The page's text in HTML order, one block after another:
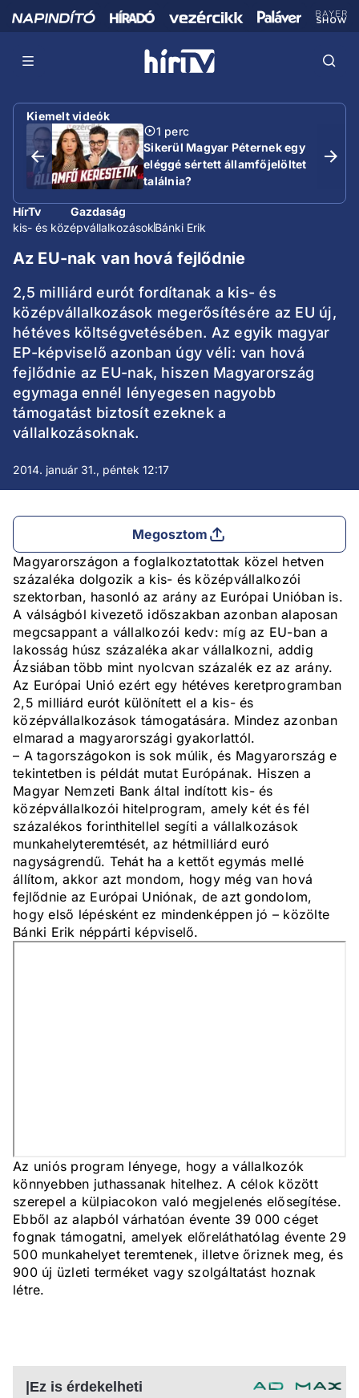
Kiemelt videók
1 perc
Sikerül Magyar Péternek egy
eléggé sértett államfőjelöltet
találnia?
HírTv
Gazdaság
kis- és középvállalkozásokBánki Erik
Az EU-nak van hová fejlődnie
2,5 milliárd eurót fordítanak a kis- és
középvállalkozások megerősítésére az EU új,
hétéves költségvetésében. Az egyik magyar
EP-képviselő azonban úgy véli: van hová
fejlődnie az EU-nak, hiszen Magyarország
egymaga ennél lényegesen nagyobb
támogatást biztosít ezeknek a
vállalkozásoknak.
2014. január 31., péntek 12:17
Megosztom
Magyarországon a foglalkoztatottak közel hetven
százaléka dolgozik a kis- és középvállalkozói
szektorban, hasonló az arány az Európai Unióban is.
A válságból kivezető időszakban azonban alaposan
megcsappant a vállalkozói kedv: míg az EU-ban a
lakosság húsz százaléka akar vállalkozni, addig
Ázsiában több mint nyolcvan százalék ez az arány.
Az Európai Unió ezért egy hétéves keretprogramban
2,5 milliárd eurót különített el a kis- és
középvállalkozások támogatására. Mindez azonban
elmarad a magyarországi gyakorlattól.
– A tagországokon is sok múlik, és Magyarország e
tekintetben is példát mutat Európának. Hiszen a
Magyar Nemzeti Bank által indított kis- és
középvállalkozói hitelprogram, amely két és fél
százalékos forinthitellel segíti a vállalkozások
munkahelyteremtését, az hétmilliárd euró
nagyságrendű. Tehát ha a kettőt egymás mellé
állítom, akkor azt mondom, hogy még van hová
fejlődnie az Európai Uniónak, de azt gondolom,
hogy első lépésként ez mindenképpen jó – közölte
Bánki Erik néppárti képviselő.
Az uniós program lényege, hogy a vállalkozók
könnyebben juthassanak hitelhez. A célok között
szerepel a külpiacokon való megjelenés elősegítése.
Ebből az alapból várhatóan évente 39 000 céget
fognak támogatni, amelyek előreláthatólag évente 29
500 munkahelyet teremtenek, illetve őriznek meg, és
900 új üzleti terméket vagy szolgáltatást hoznak
létre.